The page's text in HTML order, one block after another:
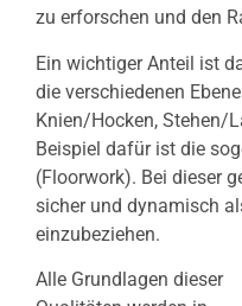
zu erforschen und den
Ein wichtiger Anteil ist
die verschiedenen
Knien/Hocken, Stehen/
Beispiel dafür ist die
(Floorwork). Bei dieser
sicher und dynamisch
einzubeziehen.
Alle Grundlagen dieser